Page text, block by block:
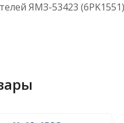
ЯМЗ-53423 (6PK1551)